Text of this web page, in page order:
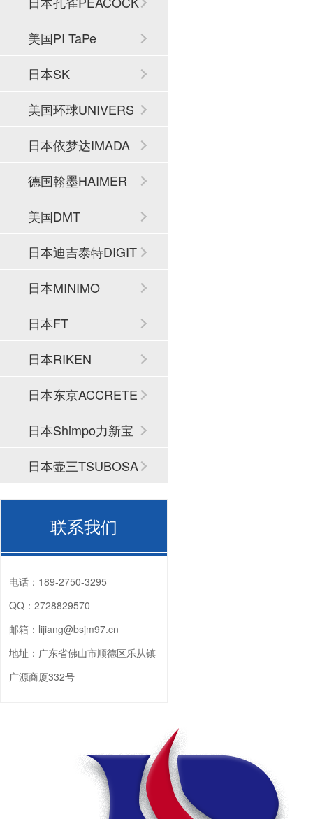
美国PI TaPe
日本SK
美国环球UNIVERS
AL
日本依梦达IMADA
德国翰墨HAIMER
美国DMT
日本迪吉泰特DIGIT
ECH
日本MINIMO
日本FT
日本RIKEN
日本东京ACCRETE
CH
日本Shimpo力新宝
日本壶三TSUBOSA
N
联系我们
电话： 189-2750-3295
QQ： 2728829570
邮箱： lijiang@bsjm97.cn
地址： 广东省佛山市顺德区乐从镇
广源商厦332号